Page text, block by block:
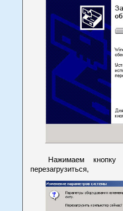
Нажимаем кнопку
перезагрузиться,